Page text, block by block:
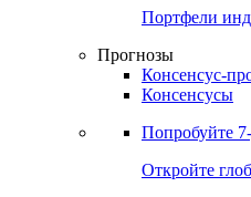
Портфели
Прогнозы
Консенсус-
Консенсусы
Попробуйте
Откройте